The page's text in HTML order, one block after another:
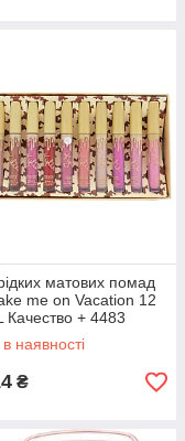
матових помад
me on Vacation 12
Качество + 4483
наявності
₴